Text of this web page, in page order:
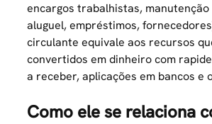
encargos trabalhistas,
aluguel, empréstimos,
circulante equivale aos recursos
convertidos em dinheiro com
a receber, aplicações em bancos e
Como ele se relaciona